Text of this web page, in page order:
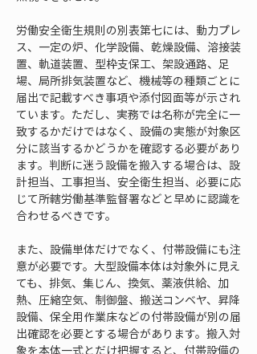
労働安全衛生規則の別表第七には、動力プレ
ス、一定の炉、化学設備、乾燥設備、溶接装
置、軌道装置、型枠支保工、架設通路、足
場、局所排気装置など、機械等の種類ごとに
届出で記載すべき事項や添付図面等が示され
ています。ただし、実務では名称が完全に一
致するかだけではなく、設備の実態が対象区
分に該当するかどうかを確認する必要があり
ます。判断に迷う設備を搬入する場合は、設
計担当、工事担当、安全衛生担当、必要に応
じて所轄労働基準監督署などと早めに認識を
合わせるべきです。
また、設備単体だけでなく、付帯設備にも注
意が必要です。大型設備本体は対象外に見え
ても、排気、集じん、換気、薬液供給、加
熱、圧縮空気、制御盤、搬送コンベヤ、昇降
設備、保全用作業床などの付帯設備が別の届
出確認を必要とする場合があります。搬入対
象を本体一式とだけ把握すると、付帯設備の